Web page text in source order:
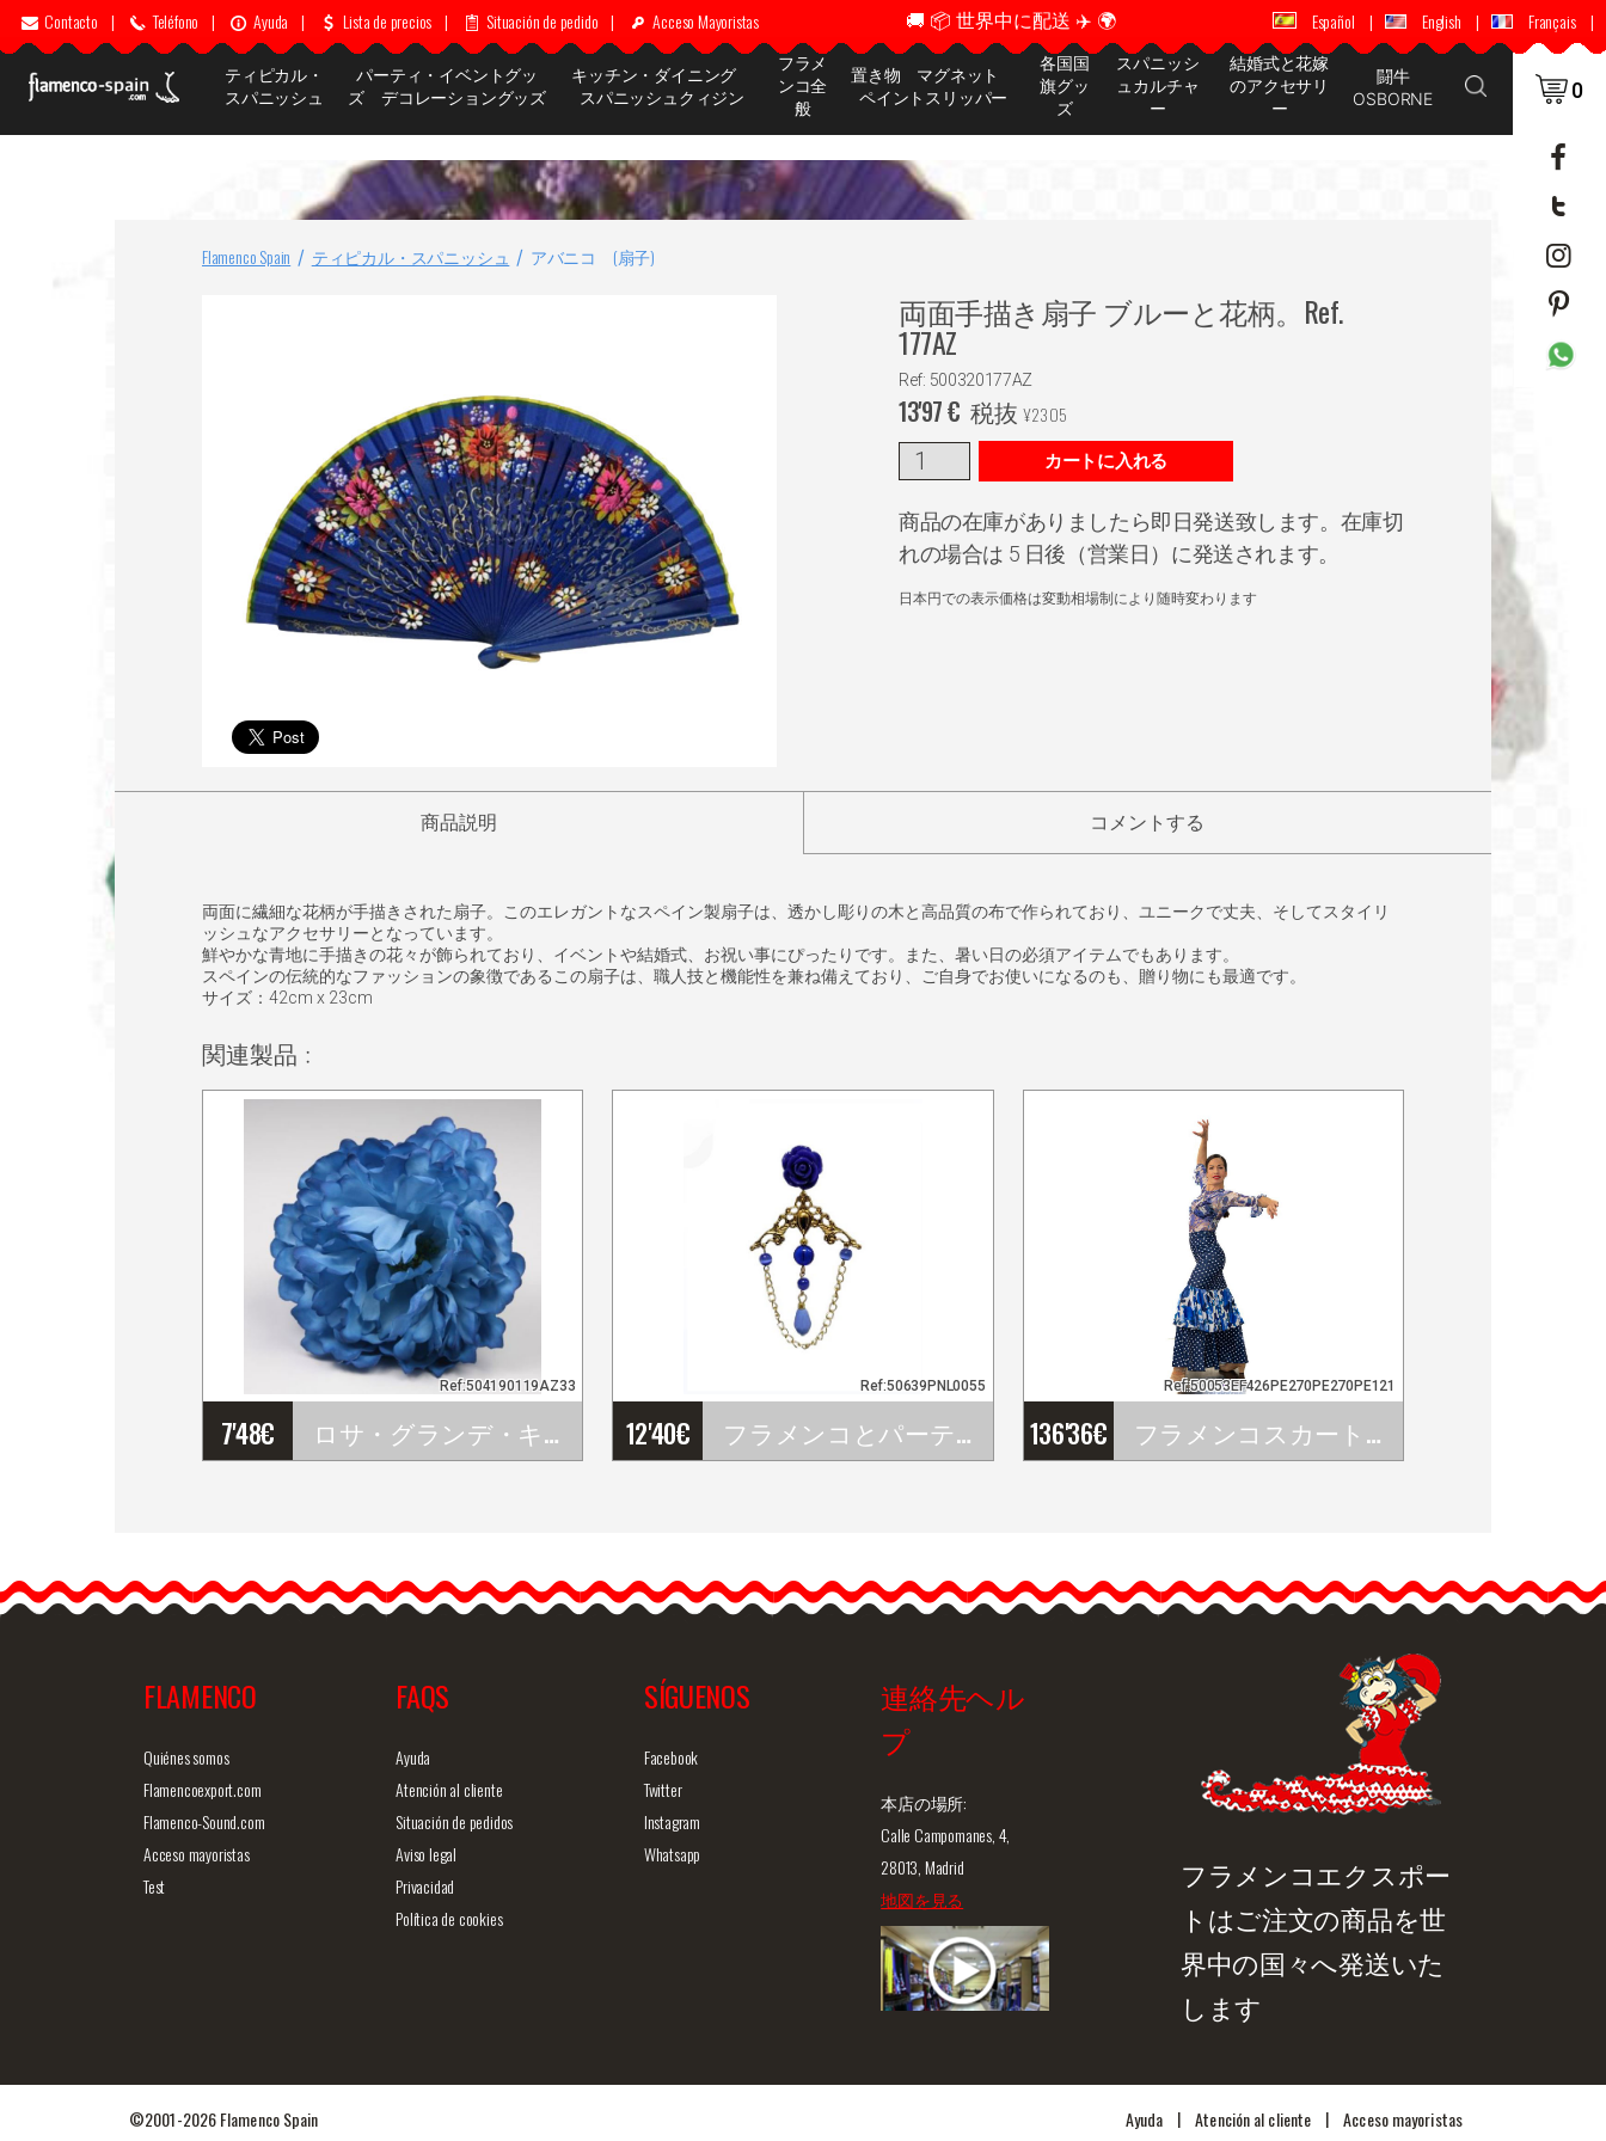
Contacto | Teléfono | Ayuda | Lista de precios | Situación de pedido | Acceso Mayoristas 🚚 📦 世界中に配送 ✈️ 🌍 🚚 📦 世界中に配送 ✈️ 🌍
Español | English | Français |
ティピカル・
スパニッシュ
パーティ・イベントグッ
ズ デコレーショングッズ
キッチン・ダイニング
スパニッシュクィジン
フラメ
ンコ全
般
置き物 マグネット
ペイントスリッパー
各国国
旗グッ
ズ
スパニッシ
ュカルチャ
ー
結婚式と花嫁
のアクセサリ
ー
闘牛
OSBORNE
0
Flamenco Spain ティピカル・スパニッシュ アバニコ (扇子)
両面手描き扇子 ブルーと花柄。Ref.
177AZ
Ref: 500320177AZ
13'97€ 税抜 ¥2305
カートに入れる
商品の在庫がありましたら即日発送致します。在庫切
れの場合は 5 日後（営業日）に発送されます。
日本円での表示価格は変動相場制により随時変わります
商品説明 コメントする
両面に繊細な花柄が手描きされた扇子。このエレガントなスペイン製扇子は、透かし彫りの木と高品質の布で作られており、ユニークで丈夫、そしてスタイリ
ッシュなアクセサリーとなっています。
鮮やかな青地に手描きの花々が飾られており、イベントや結婚式、お祝い事にぴったりです。また、暑い日の必須アイテムでもあります。
スペインの伝統的なファッションの象徴であるこの扇子は、職人技と機能性を兼ね備えており、ご自身でお使いになるのも、贈り物にも最適です。
サイズ：42cm x 23cm
関連製品 :
7'48€ ロサ・グランデ・キング。青いフラメンコの花 AZ33。17cm
Ref:504190119AZ33
12'40€ フラメンコとパーティーピアス
Ref:50639PNL0055
クイックビュー
136'36€ フラメンコスカート 商品番号 EF426PE270PE270PE121
Ref:50053EF426PE270PE270PE121
クイックビュー
FLAMENCO
Quiénes somos
Flamencoexport.com
Flamenco-Sound.com
Acceso mayoristas
Test
FAQS
Ayuda
Atención al cliente
Situación de pedidos
Aviso legal
Privacidad
Política de cookies
SÍGUENOS
Facebook
Twitter
Instagram
Whatsapp
連絡先ヘル
プ
本店の場所:
Calle Campomanes, 4,
28013, Madrid
地図を見る
フラメンコエクスポー
トはご注文の商品を世
界中の国々へ発送いた
します
©2001-2026 Flamenco Spain Ayuda | Atención al cliente | Acceso mayoristas